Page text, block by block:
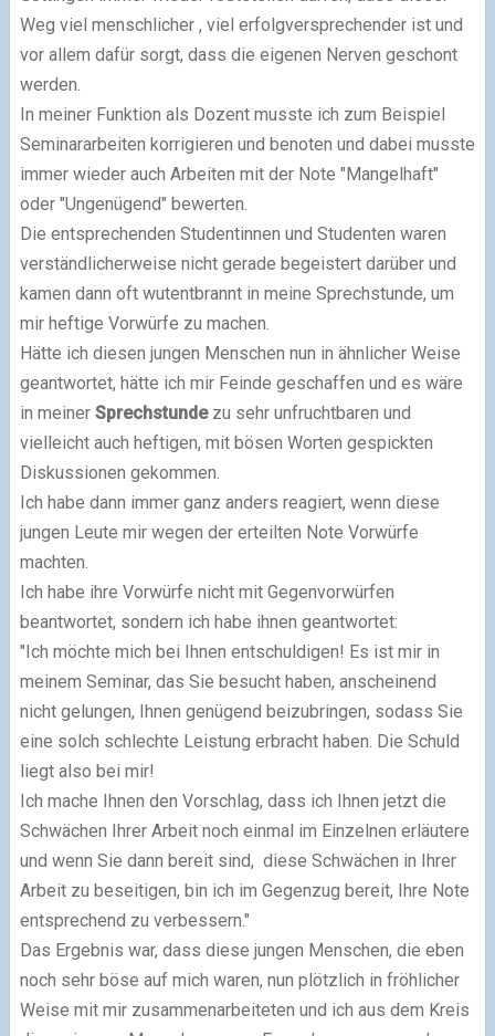
Weg viel menschlicher , viel erfolgversprechender ist und
vor allem dafür sorgt, dass die eigenen Nerven geschont
werden.
In meiner Funktion als Dozent musste ich zum Beispiel
Seminararbeiten korrigieren und benoten und dabei musste
immer wieder auch Arbeiten mit der Note "Mangelhaft"
oder "Ungenügend" bewerten.
Die entsprechenden Studentinnen und Studenten waren
verständlicherweise nicht gerade begeistert darüber und
kamen dann oft wutentbrannt in meine Sprechstunde, um
mir heftige Vorwürfe zu machen.
Hätte ich diesen jungen Menschen nun in ähnlicher Weise
geantwortet, hätte ich mir Feinde geschaffen und es wäre
in meiner Sprechstundezu sehr unfruchtbaren und
vielleicht auch heftigen, mit bösen Worten gespickten
Diskussionen gekommen.
Ich habe dann immer ganz anders reagiert, wenn diese
jungen Leute mir wegen der erteilten Note Vorwürfe
machten.
Ich habe ihre Vorwürfe nicht mit Gegenvorwürfen
beantwortet, sondern ich habe ihnen geantwortet:
"Ich möchte mich bei Ihnen entschuldigen! Es ist mir in
meinem Seminar, das Sie besucht haben, anscheinend
nicht gelungen, Ihnen genügend beizubringen, sodass Sie
eine solch schlechte Leistung erbracht haben. Die Schuld
liegt also bei mir!
Ich mache Ihnen den Vorschlag, dass ich Ihnen jetzt die
Schwächen Ihrer Arbeit noch einmal im Einzelnen erläutere
und wenn Sie dann bereit sind, diese Schwächen in Ihrer
Arbeit zu beseitigen, bin ich im Gegenzug bereit, Ihre Note
entsprechend zu verbessern."
Das Ergebnis war, dass diese jungen Menschen, die eben
noch sehr böse auf mich waren, nun plötzlich in fröhlicher
Weise mit mir zusammenarbeiteten und ich aus dem Kreis